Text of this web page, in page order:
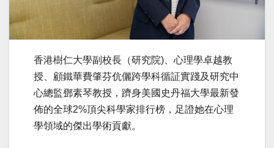
香港樹仁大學副校長（研究院)、心理學卓越教
授、顧鐵華費肇芬伉儷跨學科循証實踐及研究中
心總監鄧素琴教授，躋身美國史丹福大學最新發
佈的全球2%頂尖科學家排行榜，足證她在心理
學領域的傑出學術貢獻。